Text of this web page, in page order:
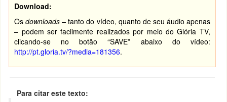
Download:
Osdownloads –tanto do vídeo, quanto de seu áudio apenas
– podem ser facilmente realizados por meio do Glória TV,
clicando-se no botão “SAVE” abaixo do vídeo:
http://pt.gloria.tv/?media=181356.
Para citar este texto: